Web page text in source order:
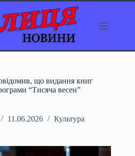
що видання книг
“Тисяча весен”
11.06.2026 Культура